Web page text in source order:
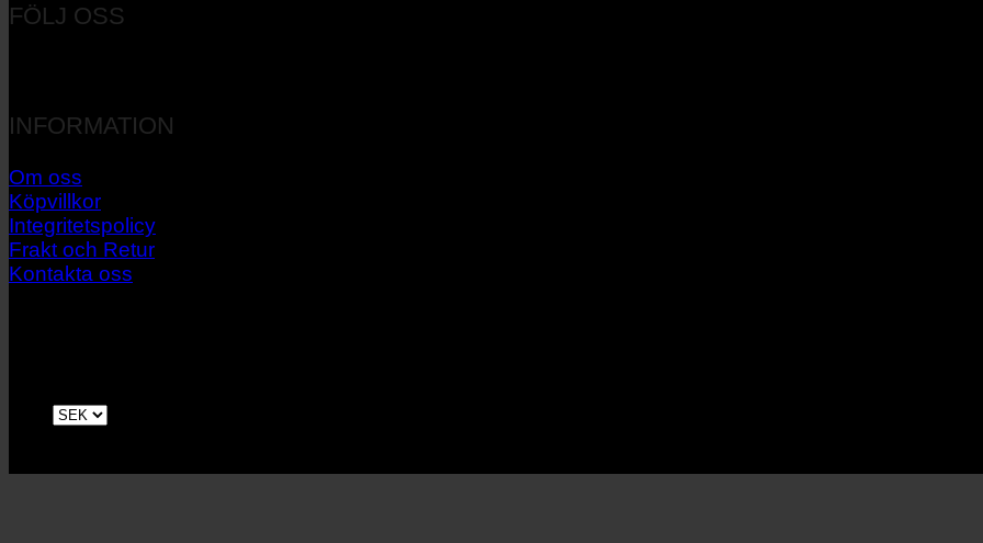
FÖLJ OSS
INFORMATION
Om oss
Köpvillkor
Integritetspolicy
Frakt och Retur
Kontakta oss